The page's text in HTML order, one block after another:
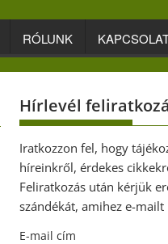
RÓLUNK
Hírlevél
Iratkozzon fel, hogy
híreinkről, érdekes
Feliratkozás után kérjük
szándékát, amihez e-
E-mail cím